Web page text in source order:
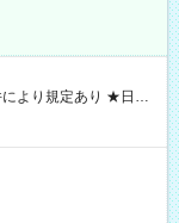
GET♪ お仕事後はコ
間】試